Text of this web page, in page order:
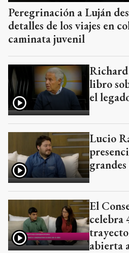
Peregrinación a Luján
detalles de los viajes en
caminata juvenil
libro
el
Lucio
El
celebra
abierta